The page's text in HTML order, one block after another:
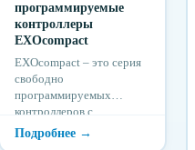
программируемые
контроллеры
EXOcompact
EXOcompact – это серия
свободно
программируемых
контроллеров с
фиксированным набором
входов и выходов. Они